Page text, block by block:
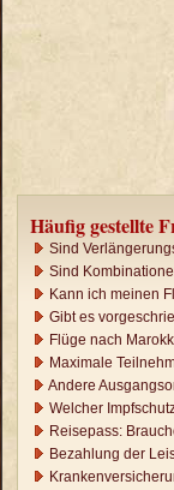
Häufig gestellte
Sind
Sind
Kann ich meinen
Gibt es
Flüge nach
Maximale
Andere
Welcher
Reisepass:
Bezahlung der